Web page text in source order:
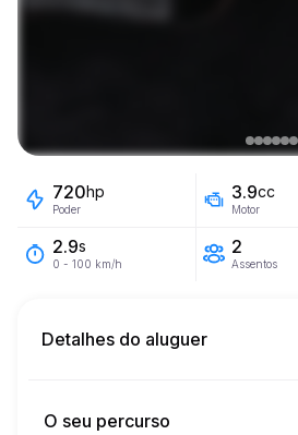
720hp
Poder
3.9cc
Motor
2.9s
0 - 100 km/h
2
Assentos
Detalhes do aluguer
O seu percurso